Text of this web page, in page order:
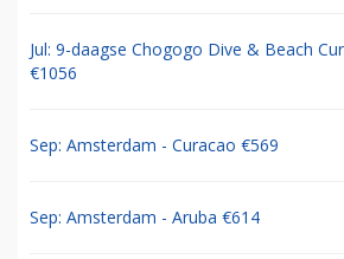
Jul: 9-daagse Chogogo Dive & Beach
€1056
Sep: Amsterdam - Curacao €569
Sep: Amsterdam - Aruba €614